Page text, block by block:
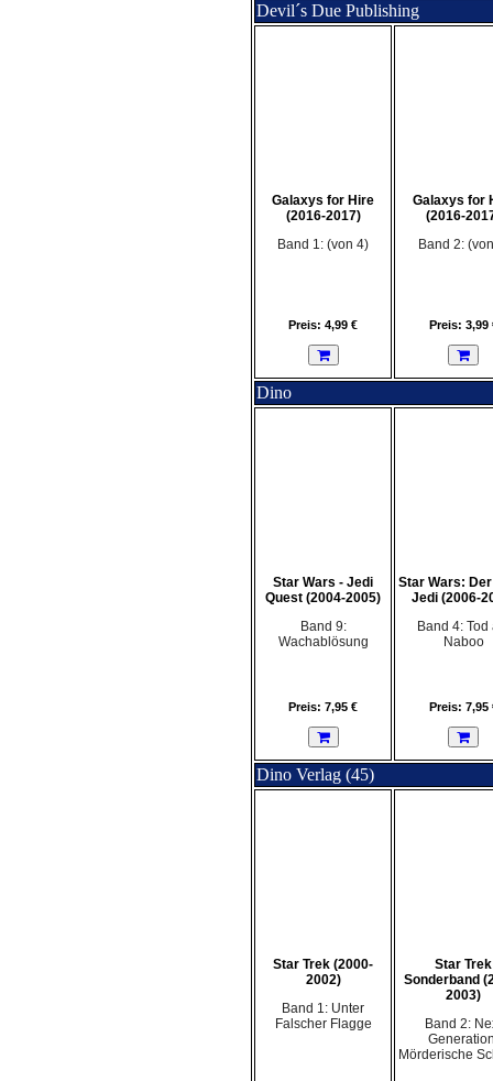
Devil´s Due Publishing
Galaxys for Hire
(2016-2017)
Band 1: (von 4)
Preis: 4,99 €
Galaxys for
(2016-
Band 2:
Preis: 3,99
Dino
Star Wars - Jedi
Quest (2004-2005)
Band 9:
Wachablösung
Preis: 7,95 €
Star Wars:
Jedi (2006-
Band 4: Tod
Naboo
Preis: 7,95
Dino Verlag (45)
Star Trek (2000-
2002)
Band 1: Unter
Falscher Flagge
Star Trek
Sonderband
2003)
Band 2:
Mörderische